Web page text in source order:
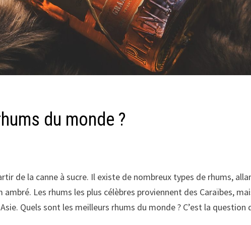
du monde ?
de la canne à sucre. Il existe de nombreux types de rhums,
Les rhums les plus célèbres proviennent des Caraïbes,
Quels sont les meilleurs rhums du monde ? C’est la question